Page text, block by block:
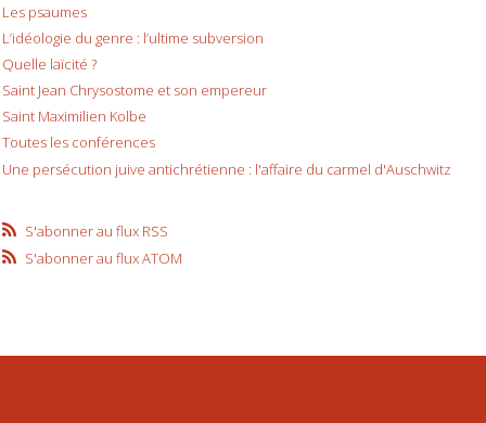
Les psaumes
L’idéologie du genre : l’ultime subversion
Quelle laïcité ?
Saint Jean Chrysostome et son empereur
Saint Maximilien Kolbe
Toutes les conférences
Une persécution juive antichrétienne : l'affaire du carmel d'Auschwitz
S'abonner au flux RSS
S'abonner au flux ATOM